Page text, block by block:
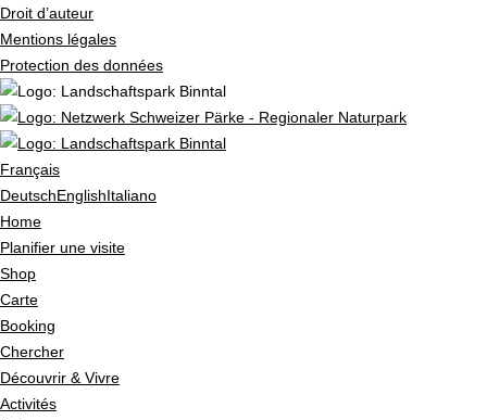
Droit d’auteur
Mentions légales
Protection des données
Français
DeutschEnglishItaliano
Home
Planifier une visite
Shop
Carte
Booking
Chercher
Découvrir & Vivre
Activités